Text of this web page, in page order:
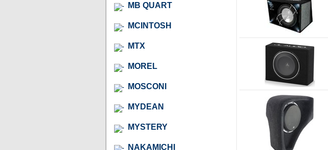
MB QUART
MCINTOSH
MTX
MOREL
MOSCONI
MYDEAN
MYSTERY
NAKAMICHI